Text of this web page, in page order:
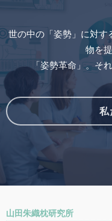
世の中の「姿勢」に対
物を
「姿勢革命」。そ
私
山田朱織枕研究所